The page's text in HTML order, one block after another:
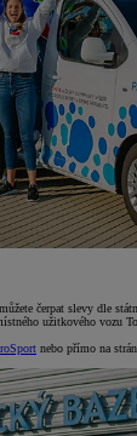
čerpat slevy dle
užitkového vozu
nebo přímo na